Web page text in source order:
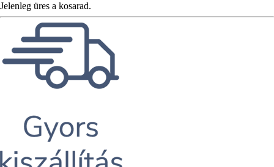
Jelenleg üres a kosarad.